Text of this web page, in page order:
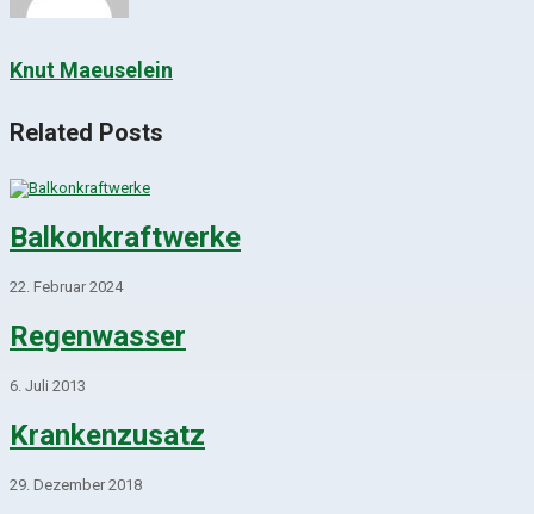
Knut Maeuselein
Related Posts
Balkonkraftwerke
22. Februar 2024
Regenwasser
6. Juli 2013
Krankenzusatz
29. Dezember 2018